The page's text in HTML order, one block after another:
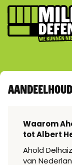
Waarom
tot Albert
Ahold
van